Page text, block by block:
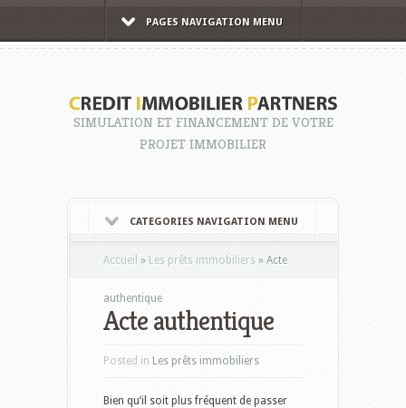
PAGES NAVIGATION MENU
SIMULATION ET FINANCEMENT DE VOTRE
PROJET IMMOBILIER
CATEGORIES NAVIGATION MENU
Accueil » Les prêts immobiliers » Acte
authentique
Acte authentique
Posted in Les prêts immobiliers
Bien qu’il soit plus fréquent de passer